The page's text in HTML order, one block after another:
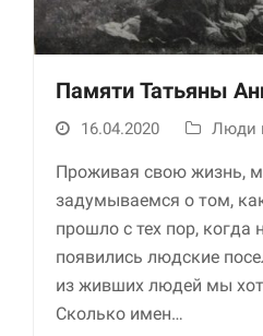
Памяти Татьяны
16.04.2020 Люди
Проживая свою жизнь,
задумываемся о том,
прошло с тех пор, когда
появились людские
из живших людей мы
Сколько имен…